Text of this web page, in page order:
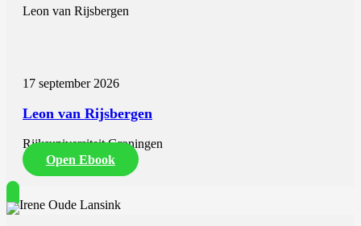
Leon van Rijsbergen
17 september 2026
Leon van Rijsbergen
Rijksuniversiteit Groningen
Open Ebook